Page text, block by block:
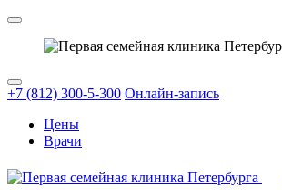
+7 (812) 300-5-300 Онлайн-запись
Цены
Врачи